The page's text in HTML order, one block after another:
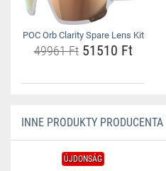
POC Orb Clarity Spare Lens Kit
49961 Ft51510 Ft
INNE PRODUKTY
ÚJDONSÁG